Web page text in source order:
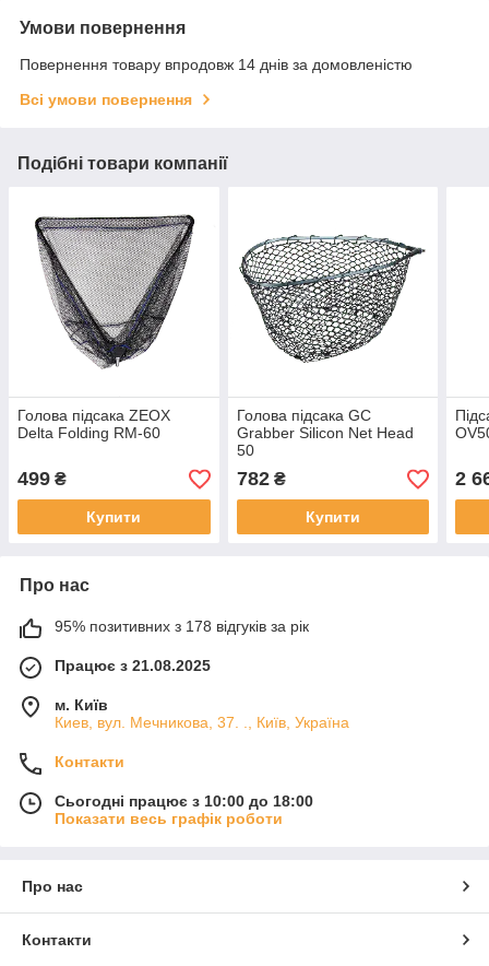
Умови повернення
Повернення товару впродовж 14 днів за домовленістю
Всі умови повернення
Подібні товари компанії
Голова підсака ZEOX
Delta Folding RM-60
499 ₴
Купити
Голова підсака GC
Grabber Silicon Net Head
50
782₴
Купити
2
Про нас
95% позитивних з 178 відгуків за рік
Працює з 21.08.2025
м. Київ
Киев, вул. Мечникова, 37. ., Київ, Україна
Контакти
Сьогодні працює з 10:00 до 18:00
Показати весь графік роботи
Про нас
Контакти